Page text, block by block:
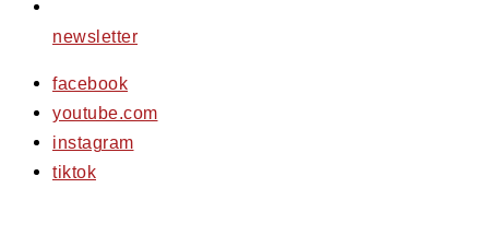
newsletter
facebook
youtube.com
instagram
tiktok